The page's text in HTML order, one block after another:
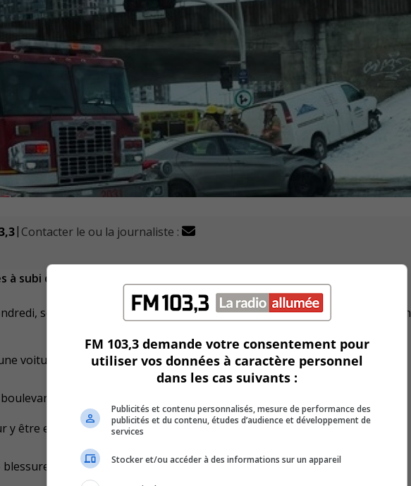
| Contacter le ou la journaliste :
subi des blessures au haut du corps dans une collision entre deux
selon l’agent François Boucher du Service de police de l’agglomération
voiture compacte et un camion cube.
Taschereau près de la Place Charles-Lemoyne.
y être examiné.
blessure sérieuse.
FM 103,3 demande votre consentement pour
utiliser vos données à caractère personnel
dans les cas suivants :
Publicités et contenu personnalisés, mesure de performance des
publicités et du contenu, études d’audience et développement de
services
Stocker et/ou accéder à des informations sur un appareil